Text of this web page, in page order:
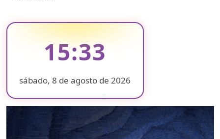
15:33
sábado, 8 de agosto de 2026
❄
❄
❄